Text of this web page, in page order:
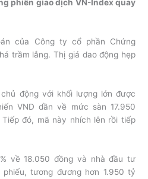
phiên giao dịch VN-Index quay
của Công ty cổ phần Chứng
trầm lắng. Thị giá dao động hẹp
động với khối lượng lớn được
VND dần về mức sàn 17.950
đó, mã này nhích lên rồi tiếp
về 18.050 đồng và nhà đầu tư
tương đương hơn 1.950 tỷ